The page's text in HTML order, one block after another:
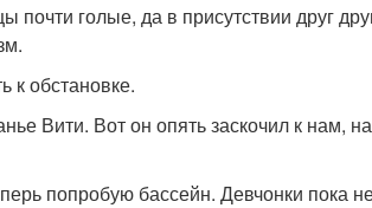
почти голые, да в присутствии друг
к обстановке.
Вити. Вот он опять заскочил к нам,
попробую бассейн. Девчонки пока